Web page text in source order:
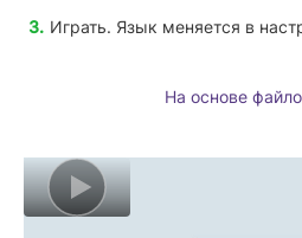
Играть. Язык меняется в
На основе